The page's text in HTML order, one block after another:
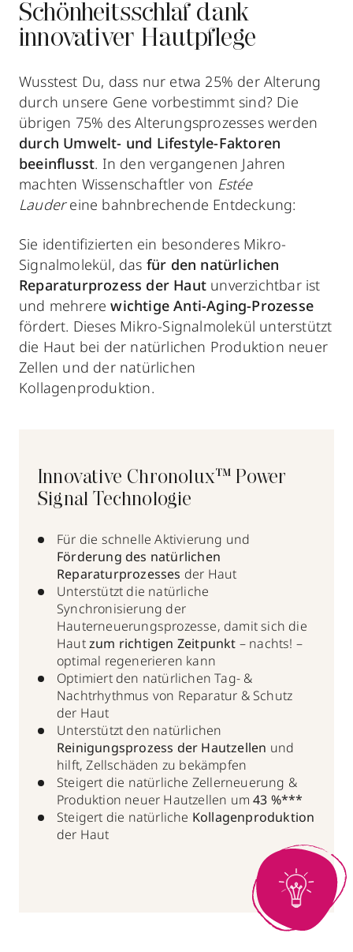
Schönheitsschlaf dank
innovativer Hautpflege
Wusstest Du, dass nur etwa 25% der Alterung
durch unsere Gene vorbestimmt sind? Die
übrigen 75% des Alterungsprozesses werden
durch Umwelt- und Lifestyle-Faktoren
beeinflusst. In den vergangenen Jahren
machten Wissenschaftler von Estée
Laudereine bahnbrechende Entdeckung:
Sie identifizierten ein besonderes Mikro-
Signalmolekül, das für den natürlichen
Reparaturprozess der Haut unverzichtbar ist
und mehrerewichtige Anti-Aging-Prozesse
fördert. Dieses Mikro-Signalmolekül unterstützt
die Haut bei der natürlichen Produktion neuer
Zellen und der natürlichen
Kollagenproduktion.
Innovative Chronolux™ Power
Signal Technologie
Für die schnelle Aktivierung und
Förderung des natürlichen
Reparaturprozesses der Haut
Unterstützt die natürliche
Synchronisierung der
Hauterneuerungsprozesse, damit sich die
Hautzum richtigen Zeitpunkt – nachts! –
optimal regenerieren kann
Optimiert den natürlichen Tag- &
Nachtrhythmus von Reparatur & Schutz
der Haut
Unterstützt den natürlichen
Reinigungsprozess der Hautzellen und
hilft, Zellschäden zu bekämpfen
Steigert die natürliche Zellerneuerung &
Produktion neuer Hautzellen um43 %***
Steigert die natürliche Kollagenproduktion
der Haut